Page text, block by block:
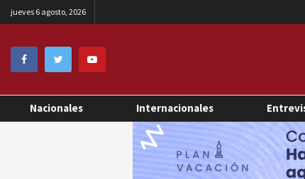
jueves 6 agosto, 2026
Nacionales Internacionales